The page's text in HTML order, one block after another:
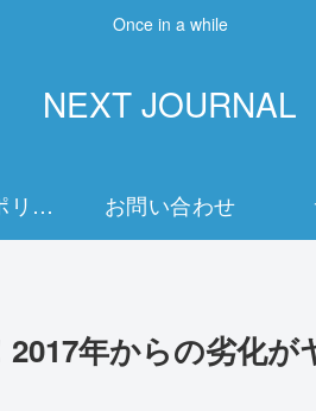
Once in a while
NEXT JOURNAL
プライバシーポリシー お問い合わせ
年からの劣化が